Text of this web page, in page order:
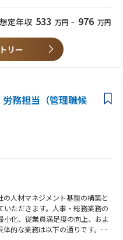
み、実行
職場環境改善
立案/育成（防火、危険物管理
組んだ経験のある方
いた方
とれる
提案ができる
ーダーシップが取れる
遂げる強い意志(やる気)をお持
想定年収 533 万円 ~ 976 万円
リー
労務担当（管理職候
人材マネジメント基盤の構築と
ただきます。人事・総務業務の
化、従業員満足度の向上、およ
的な業務は以下の通りです。